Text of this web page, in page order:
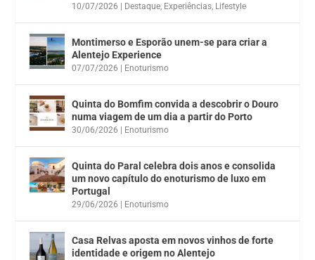
10/07/2026 Destaque, Experiências, Lifestyle
Montimerso e Esporão unem-se para criar a
Alentejo Experience
07/07/2026 Enoturismo
Quinta do Bomfim convida a descobrir o Douro
numa viagem de um dia a partir do Porto
30/06/2026 Enoturismo
Quinta do Paral celebra dois anos e consolida
um novo capítulo do enoturismo de luxo em
Portugal
29/06/2026 Enoturismo
Casa Relvas aposta em novos vinhos de forte
identidade e origem no Alentejo